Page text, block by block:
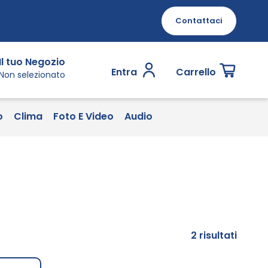
Contattaci
Il tuo Negozio
selezionato Entra Carrello
Clima Foto E Video Audio
2 risultati